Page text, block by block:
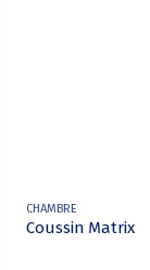
CHAMBRE
Coussin Matrix